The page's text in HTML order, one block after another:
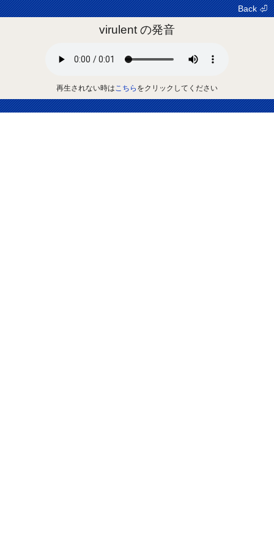
Back ⏎
virulent の発音
再生されない時はこちら をクリックしてください